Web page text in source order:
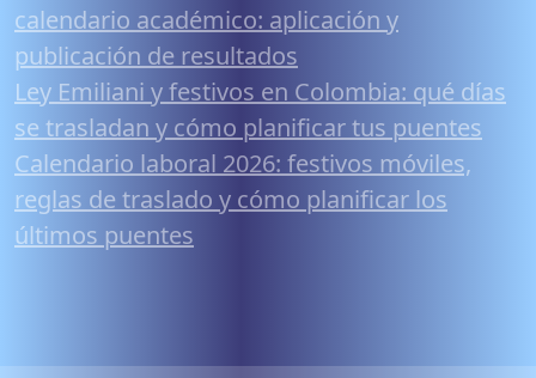
calendario académico: aplicación y
publicación de resultados
Ley Emiliani y festivos en Colombia: qué días
se trasladan y cómo planificar tus puentes
Calendario laboral 2026: festivos móviles,
reglas de traslado y cómo planificar los
últimos puentes